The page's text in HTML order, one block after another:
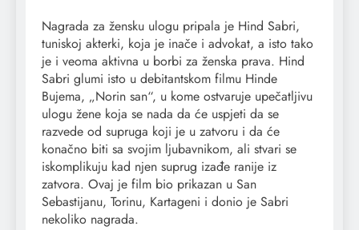
Nagrada za žensku ulogu pripala je Hind Sabri,
tuniskoj akterki, koja je inače i advokat, a isto tako
je i veoma aktivna u borbi za ženska prava. Hind
Sabri glumi isto u debitantskom filmu Hinde
Bujema, „Norin san“, u kome ostvaruje upečatljivu
ulogu žene koja se nada da će uspjeti da se
razvede od supruga koji je u zatvoru i da će
konačno biti sa svojim ljubavnikom, ali stvari se
iskomplikuju kad njen suprug izađe ranije iz
zatvora. Ovaj je film bio prikazan u San
Sebastijanu, Torinu, Kartageni i donio je Sabri
nekoliko nagrada.